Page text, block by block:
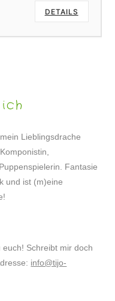
DETAILS
Lieblingsdrache
Fantasie
und ist (m)eine
Schreibt mir doch
info@tijo-